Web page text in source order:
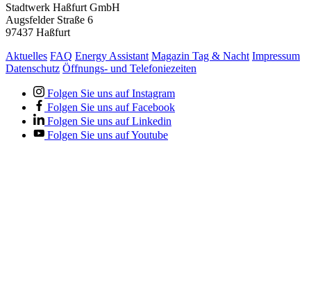
Stadtwerk Haßfurt GmbH
Augsfelder Straße 6
97437 Haßfurt
Aktuelles FAQ Energy Assistant Magazin Tag & Nacht Impressum
Datenschutz Öffnungs- und Telefoniezeiten
Folgen Sie uns auf Instagram
Folgen Sie uns auf Facebook
Folgen Sie uns auf Linkedin
Folgen Sie uns auf Youtube